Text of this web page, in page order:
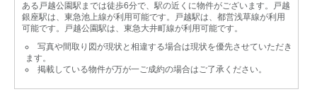
ある戸越公園駅までは徒歩6分で、駅の近くに物件がございます。戸越
銀座駅は、東急池上線が利用可能です。戸越駅は、都営浅草線が利用
可能です。戸越公園駅は、東急大井町線が利用可能です。
写真や間取り図が現状と相違する場合は現状を優先させていただき
ます。
掲載している物件が万が一ご成約の場合はご了承ください。